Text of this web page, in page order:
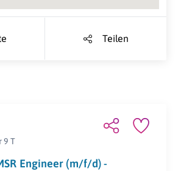
Teilen
9 T
Engineer (m/f/d) -